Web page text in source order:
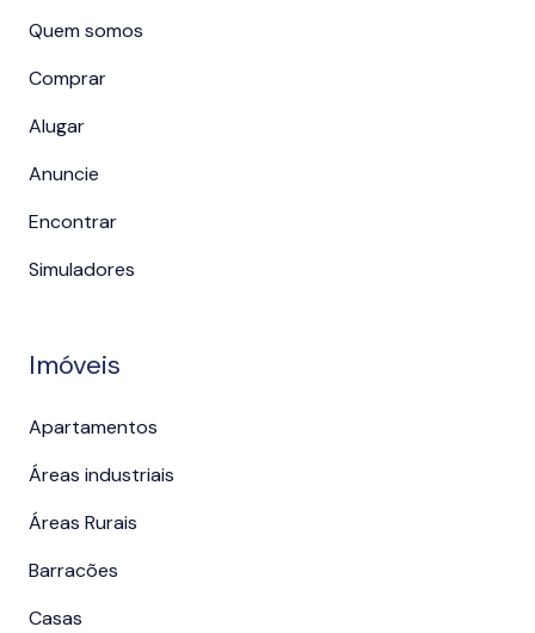
Quem somos
Comprar
Alugar
Anuncie
Encontrar
Simuladores
Imóveis
Apartamentos
Áreas industriais
Áreas Rurais
Barracões
Casas